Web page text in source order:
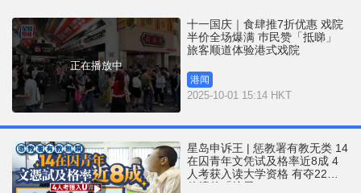
正在播放中
十一国庆｜食肆推7折优惠 戏院
半价全场爆满 巿民赞「抵睇」
旅客顺道体验港式戏院
港闻
2025-10-01 15:14 HKT
星岛申诉王 | 惩教署有教无类 14
在囚青年文凭试及格率近8成 4
人考获入读大学资格 有夺22分
佳绩兼「摘星」